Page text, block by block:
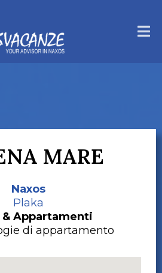
MARE
Naxos
Plaka
& Appartamenti
di appartamento